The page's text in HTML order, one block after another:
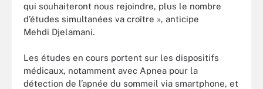
qui souhaiteront nous rejoindre, plus le nombre
d’études simultanées va croître », anticipe
Mehdi Djelamani.
Les études en cours portent sur les dispositifs
médicaux, notamment avec Apnea pour la
détection de l’apnée du sommeil via smartphone, et